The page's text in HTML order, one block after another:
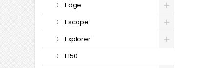
Edge
Escape
Explorer
F150